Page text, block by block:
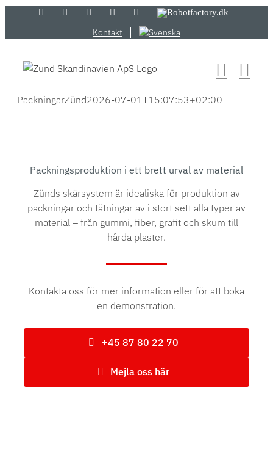
content
LinkedInYouTubeFlickr Email
Zünd
Store
Robotfactory.dk
Kontakt
PackningarZünd2026-07-01T15:07:53+02:00
Packningsproduktion i ett brett urval av material
Zünds skärsystem är idealiska för produktion av
packningar och tätningar av i stort sett alla typer av
material – från gummi, fiber, grafit och skum till
hårda plaster.
Kontakta oss för mer information eller för att boka
en demonstration.
+45 87 80 22 70
Mejla oss här